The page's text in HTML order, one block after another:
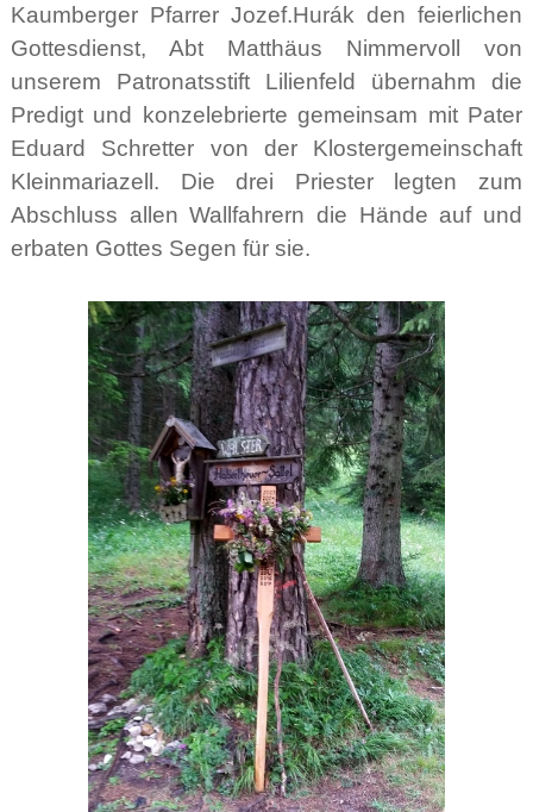
Kaumberger Pfarrer Jozef.Hurák den feierlichen
Gottesdienst, Abt Matthäus Nimmervoll von
unserem Patronatsstift Lilienfeld übernahm die
Predigt und konzelebrierte gemeinsam mit Pater
Eduard Schretter von der Klostergemeinschaft
Kleinmariazell. Die drei Priester legten zum
Abschluss allen Wallfahrern die Hände auf und
erbaten Gottes Segen für sie.